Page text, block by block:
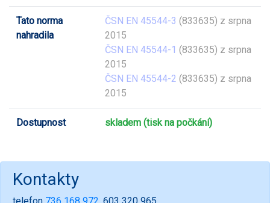
Tato norma
nahradila
ČSN EN 45544-3 (833635) z srpna
2015
ČSN EN 45544-1 (833635) z srpna
2015
ČSN EN 45544-2 (833635) z srpna
2015
Dostupnost skladem (tisk na počkání)
Kontakty
telefon 736 168 972 , 603 320 965